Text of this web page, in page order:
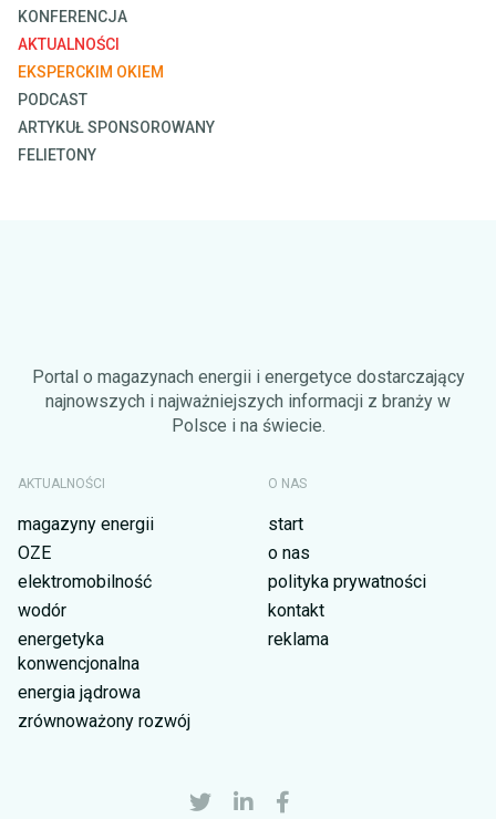
KONFERENCJA
AKTUALNOŚCI
EKSPERCKIM OKIEM
PODCAST
ARTYKUŁ SPONSOROWANY
FELIETONY
Portal o magazynach energii i energetyce dostarczający
najnowszych i najważniejszych informacji z branży w
Polsce i na świecie.
AKTUALNOŚCI
magazyny energii
OZE
elektromobilność
wodór
energetyka
konwencjonalna
energia jądrowa
zrównoważony rozwój
O NAS
start
o nas
polityka prywatności
kontakt
reklama